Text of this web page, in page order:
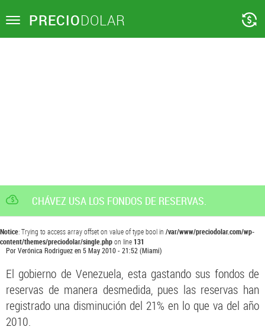
Toggle PRECIODOLAR
CHÁVEZ USA LOS FONDOS DE RESERVAS.
Notice: Trying to access array offset on value of type bool in /var/www/preciodolar.com/wp-
content/themes/preciodolar/single.phpon line131
PorVerónica Rodriguezen5 May 2010 - 21:52 (Miami)
El gobierno de Venezuela, esta gastando sus fondos de
reservas de manera desmedida, pues las reservas han
registrado una disminución del 21% en lo que va del año
2010.